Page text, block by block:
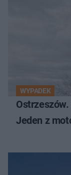
WYPADEK
Jeden z